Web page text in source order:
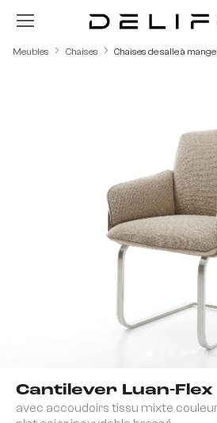
Passer au contenu principal
Meubles Chaises Chaises de salle à
Cantilever Luan-Flex
avec accoudoirs tissu mixte